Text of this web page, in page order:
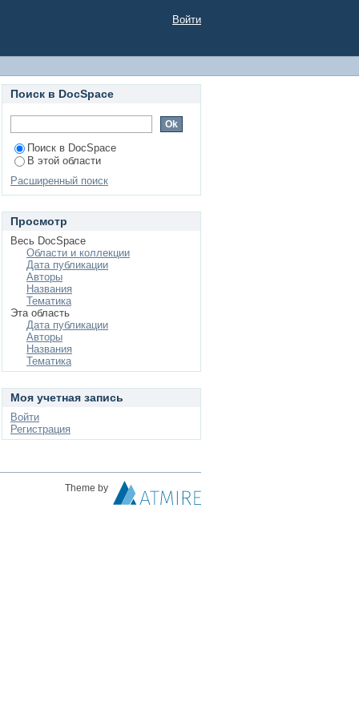
Войти
Поиск в DocSpace
Поиск в DocSpace
В этой области
Расширенный поиск
Просмотр
Весь DocSpace
Области и коллекции
Дата публикации
Авторы
Названия
Тематика
Эта область
Дата публикации
Авторы
Названия
Тематика
Моя учетная запись
Войти
Регистрация
Theme by